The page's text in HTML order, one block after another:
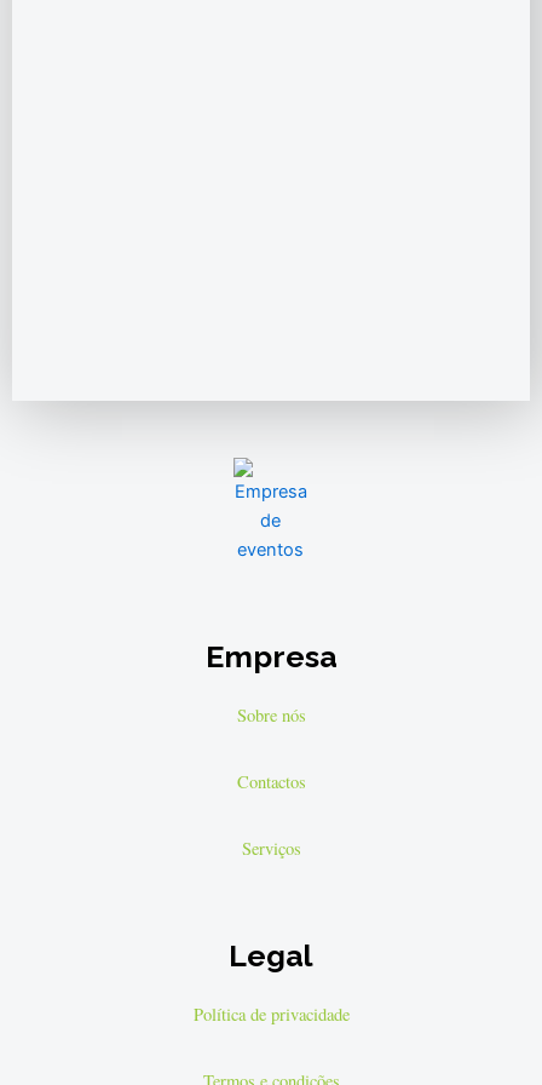
Empresa
Sobre nós
Contactos
Serviços
Legal
Política de privacidade